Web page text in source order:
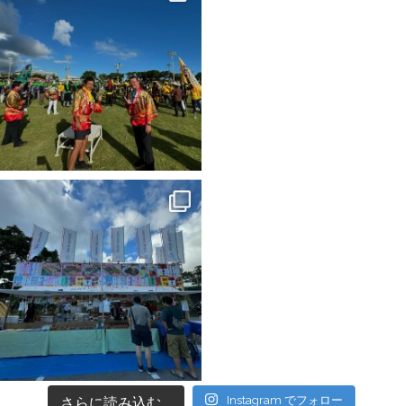
さらに読み込む... Instagram でフォロー